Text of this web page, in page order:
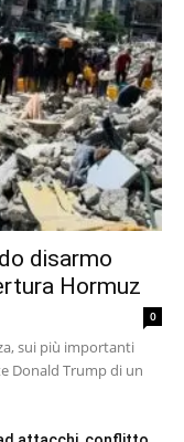
disarmo
Hormuz
0
sui più importanti
Donald Trump di un